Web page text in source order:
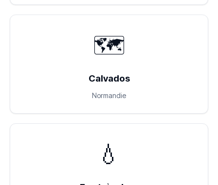
🗺️
Calvados
Normandie
💧